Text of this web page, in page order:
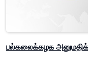
பல்கலைக்கழக